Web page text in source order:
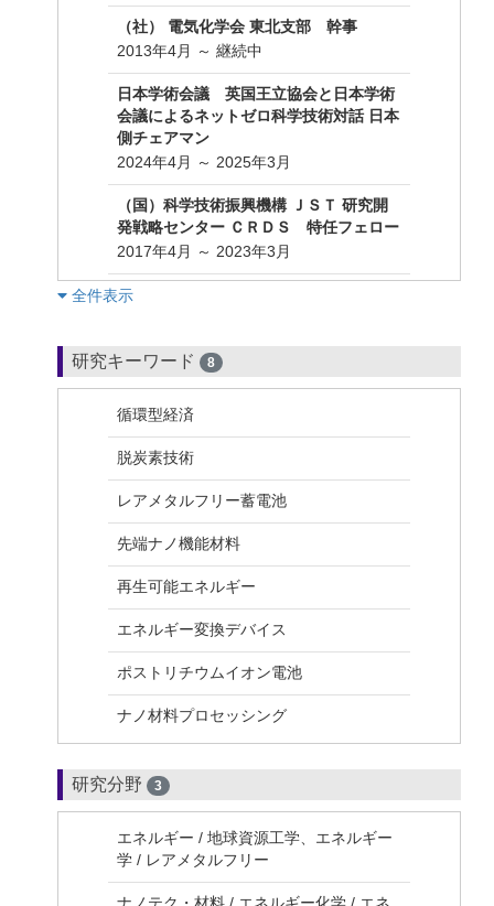
（社） 電気化学会 東北支部 幹事
2013年4月 ～ 継続中
日本学術会議 英国王立協会と日本学術
会議によるネットゼロ科学技術対話 日本
側チェアマン
2024年4月 ～ 2025年3月
（国）科学技術振興機構 ＪＳＴ 研究開
発戦略センター ＣＲＤＳ 特任フェロー
2017年4月 ～ 2023年3月
︎全件表示
研究キーワード 8
循環型経済
脱炭素技術
レアメタルフリー蓄電池
先端ナノ機能材料
再生可能エネルギー
エネルギー変換デバイス
ポストリチウムイオン電池
ナノ材料プロセッシング
研究分野 3
エネルギー / 地球資源工学、エネルギー
学 / レアメタルフリー
ナノテク・材料 / エネルギー化学 / エネ